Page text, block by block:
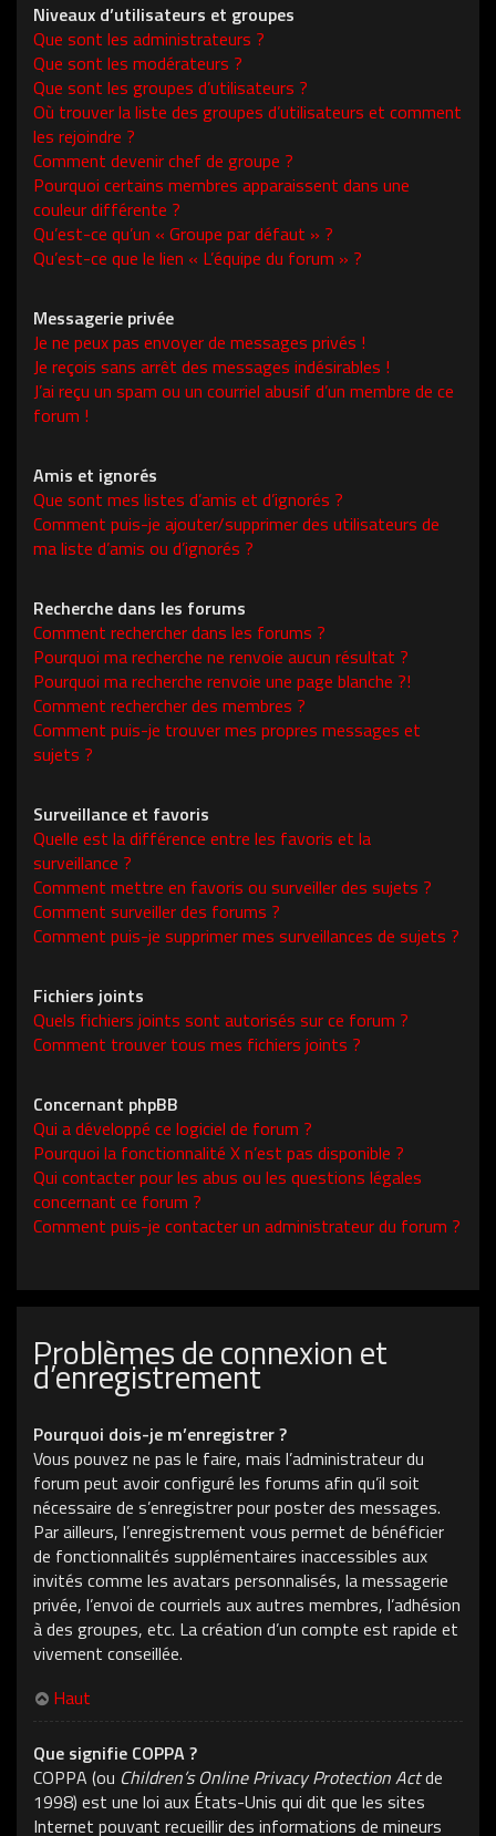
Niveaux d’utilisateurs et groupes
Que sont les administrateurs ?
Que sont les modérateurs ?
Que sont les groupes d’utilisateurs ?
Où trouver la liste des groupes d’utilisateurs et comment
les rejoindre ?
Comment devenir chef de groupe ?
Pourquoi certains membres apparaissent dans une
couleur différente ?
Qu’est-ce qu’un « Groupe par défaut » ?
Qu’est-ce que le lien « L’équipe du forum » ?
Messagerie privée
Je ne peux pas envoyer de messages privés !
Je reçois sans arrêt des messages indésirables !
J’ai reçu un spam ou un courriel abusif d’un membre de ce
forum !
Amis et ignorés
Que sont mes listes d’amis et d’ignorés ?
Comment puis-je ajouter/supprimer des utilisateurs de
ma liste d’amis ou d’ignorés ?
Recherche dans les forums
Comment rechercher dans les forums ?
Pourquoi ma recherche ne renvoie aucun résultat ?
Pourquoi ma recherche renvoie une page blanche ?!
Comment rechercher des membres ?
Comment puis-je trouver mes propres messages et
sujets ?
Surveillance et favoris
Quelle est la différence entre les favoris et la
surveillance ?
Comment mettre en favoris ou surveiller des sujets ?
Comment surveiller des forums ?
Comment puis-je supprimer mes surveillances de sujets ?
Fichiers joints
Quels fichiers joints sont autorisés sur ce forum ?
Comment trouver tous mes fichiers joints ?
Concernant phpBB
Qui a développé ce logiciel de forum ?
Pourquoi la fonctionnalité X n’est pas disponible ?
Qui contacter pour les abus ou les questions légales
concernant ce forum ?
Comment puis-je contacter un administrateur du forum ?
Problèmes de connexion et
d’enregistrement
Pourquoi dois-je m’enregistrer ?
Vous pouvez ne pas le faire, mais l’administrateur du
forum peut avoir configuré les forums afin qu’il soit
nécessaire de s’enregistrer pour poster des messages.
Par ailleurs, l’enregistrement vous permet de bénéficier
de fonctionnalités supplémentaires inaccessibles aux
invités comme les avatars personnalisés, la messagerie
privée, l’envoi de courriels aux autres membres, l’adhésion
à des groupes, etc. La création d’un compte est rapide et
vivement conseillée.
Haut
Que signifie COPPA ?
COPPA (ou Children’s Online Privacy Protection Actde
1998) est une loi aux États-Unis qui dit que les sites
Internet pouvant recueillir des informations de mineurs